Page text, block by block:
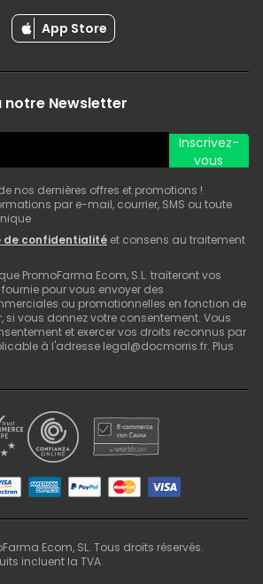
App Store
Newsletter
Inscrivez-
vous
nos dernières offres et promotions !
par e-mail, courrier, SMS ou toute
de confidentialité et consens au traitement
PromoFarma Ecom, S.L. traiteront vos
pour vous envoyer des
ou promotionnelles en fonction de
si vous donnez votre consentement. Vous
et exercer vos droits reconnus par
à l'adresse legal@docmorris.fr. Plus
Ecom, SL. Tous droits réservés.
incluent la TVA.